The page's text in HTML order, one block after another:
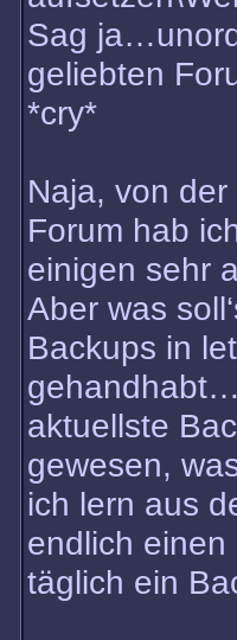
Sag
geliebten
*cry*
Naja, von
Forum hab
einigen sehr
Aber was
Backups in
aktuellste
gewesen,
ich lern aus
endlich
täglich ein